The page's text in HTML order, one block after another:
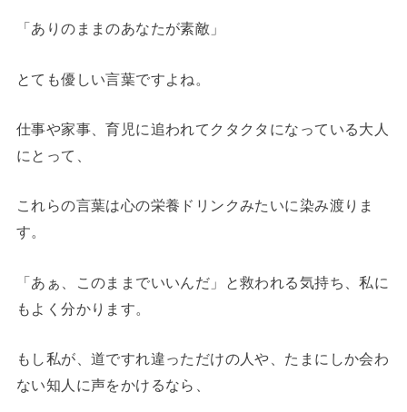
「ありのままのあなたが素敵」
とても優しい言葉ですよね。
仕事や家事、育児に追われてクタクタになっている大人
にとって、
これらの言葉は心の栄養ドリンクみたいに染み渡りま
す。
「あぁ、このままでいいんだ」と救われる気持ち、私に
もよく分かります。
もし私が、道ですれ違っただけの人や、たまにしか会わ
ない知人に声をかけるなら、